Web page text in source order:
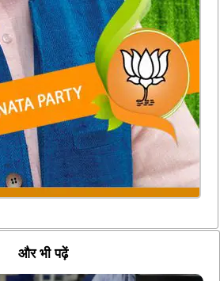
और भी पढ़ें